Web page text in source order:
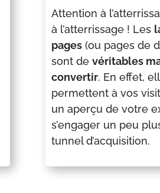
Attention à
à l’atterrissage ! Les
pages(ou pages de
sont de véritables
convertir. En effet,
permettent à vos
un aperçu de votre
s’engager un peu
tunnel d’acquisition.